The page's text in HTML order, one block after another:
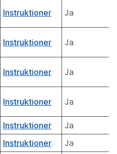
Instruktioner Ja
Instruktioner Ja
Instruktioner Ja
Instruktioner Ja
Instruktioner
Ja
Instruktioner Ja